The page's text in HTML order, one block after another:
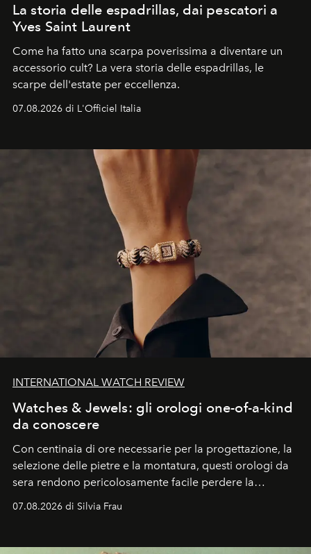
La storia delle espadrillas, dai pescatori a
Yves Saint Laurent
Come ha fatto una scarpa poverissima a diventare un
accessorio cult? La vera storia delle espadrillas, le
scarpe dell'estate per eccellenza.
07.08.2026 di L'Officiel Italia
INTERNATIONAL WATCH REVIEW
Watches & Jewels: gli orologi one-of-a-kind
da conoscere
Con centinaia di ore necessarie per la progettazione, la
selezione delle pietre e la montatura, questi orologi da
sera rendono pericolosamente facile perdere la
cognizione del tempo. Ma con quadranti così
07.08.2026 di Silvia Frau